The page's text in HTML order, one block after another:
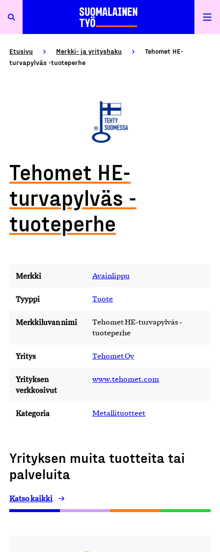
Etusivu Merkki- ja yrityshaku
Tehomet HE-
turvapylväs -tuoteperhe
Tehomet HE-
turvapylväs -
tuoteperhe
Merkki Avainlippu
Tyyppi Tuote
Merkkiluvan nimi
Tehomet HE-turvapylväs -
tuoteperhe
Yritys Tehomet Oy
Yrityksen
verkkosivut
www.tehomet.com
Kategoria Metallituotteet
Yrityksen muita tuotteita tai
palveluita
Katso kaikki